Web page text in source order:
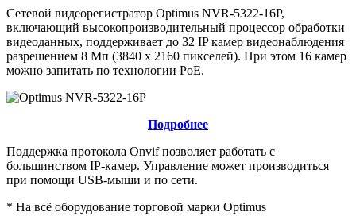
Сетевой видеорегистратор Optimus NVR-5322-16P,
включающий высокопроизводительный процессор обработки
видеоданных, поддерживает до 32 IP камер видеонаблюдения
разрешением 8 Мп (3840 х 2160 пикселей). При этом 16 камер
можно запитать по технологии PoE.
Подробнее
Поддержка протокола Onvif позволяет работать с
большинством IP-камер. Управление может производиться
при помощи USB-мыши и по сети.
* На всё оборудование торговой марки Optimus